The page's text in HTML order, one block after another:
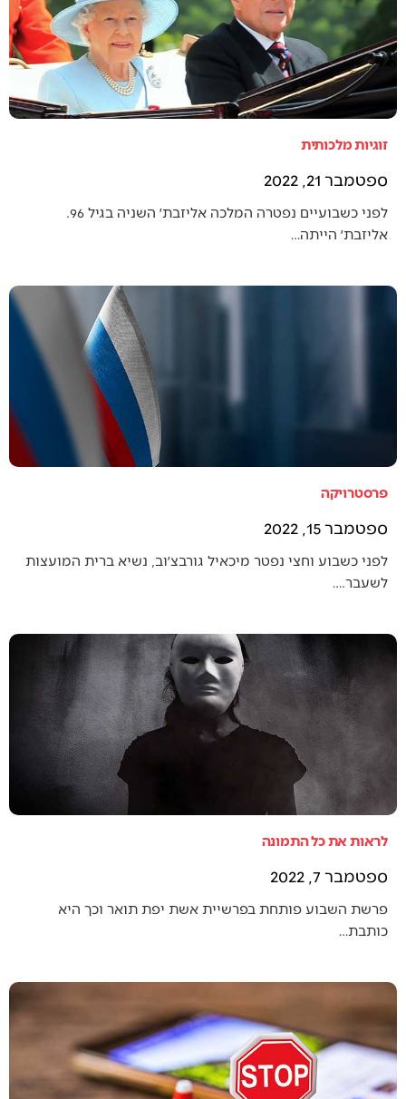
זוגיות מלכותית
ספטמבר 21, 2022
לפני כשבועיים נפטרה המלכה אליזבת׳ השניה בגיל 96.
אליזבת׳ הייתה…
פרסטרויקה
ספטמבר 15, 2022
לפני כשבוע וחצי נפטר מיכאיל גורבצ׳וב, נשיא ברית המועצות
לשעבר.…
לראות את כל התמונה
ספטמבר 7, 2022
פרשת השבוע פותחת בפרשיית אשת יפת תואר וכך היא
כותבת…